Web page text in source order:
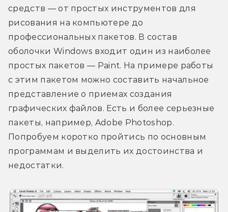
средств — от простых инструментов для
рисования на компьютере до
профессиональных пакетов. В состав
оболочки Windows входит один из наиболее
простых пакетов — Paint. На примере работы
с этим пакетом можно составить начальное
представление о приемах создания
графических файлов. Есть и более серьезные
пакеты, например, Adobe Photoshop.
Попробуем коротко пройтись по основным
программам и выделить их достоинства и
недостатки.